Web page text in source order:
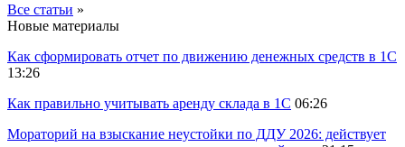
Все статьи »
Новые материалы
Как сформировать отчет по движению денежных средств в 1С
13:26
Как правильно учитывать аренду склада в 1С 06:26
Мораторий на взыскание неустойки по ДДУ 2026: действует